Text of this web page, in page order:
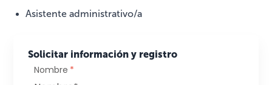
Asistente administrativo/a
Solicitar información y registro
Nombre *